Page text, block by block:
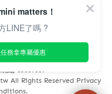
編 83689089
All Rights Reserved Privacy
matters！
LINE了嗎 ?
務拿專屬優惠